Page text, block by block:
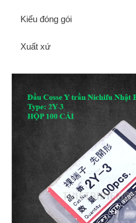
Kiểu đóng gói
Xuất xứ